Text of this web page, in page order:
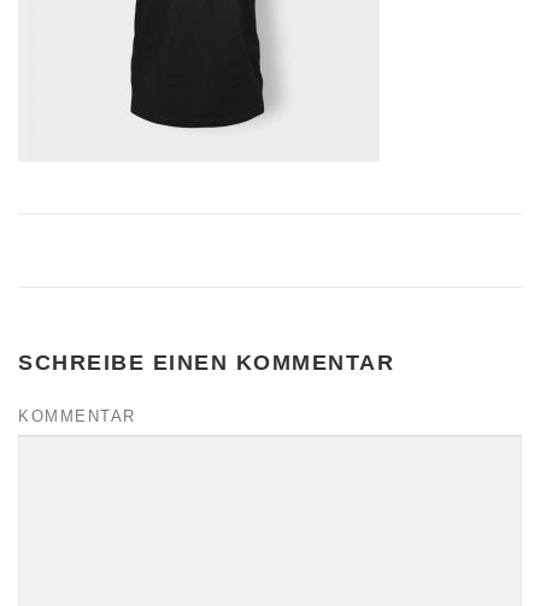
SCHREIBE EINEN KOMMENTAR
KOMMENTAR